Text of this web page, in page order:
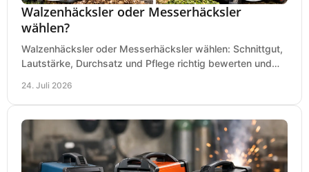
Walzenhäcksler oder Messerhäcksler
wählen?
Walzenhäcksler oder Messerhäcksler wählen: Schnittgut,
Lautstärke, Durchsatz und Pflege richtig bewerten und
24. Juli 2026